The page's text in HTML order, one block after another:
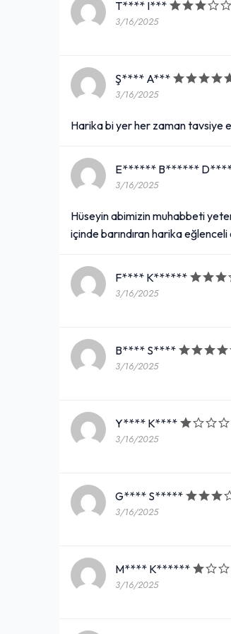
T**** I***
3/16/2025
Ş**** A***
3/16/2025
Harika bi yer her zaman tavsiye
E****** B******
3/16/2025
Hüseyin abimizin muhabbeti
içinde barındıran harika
F**** K******
3/16/2025
B**** S****
3/16/2025
Y**** K****
3/16/2025
G**** S*****
3/16/2025
M**** K******
3/16/2025